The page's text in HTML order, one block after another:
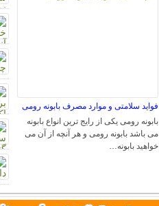
فواید سلامتی و موارد مصرف بابونه رومی
بابونه رومی یکی از رایج ترین انواع بابونه
می باشد بابونه رومی و هر آنچه از آن می
خواهید بابونه…